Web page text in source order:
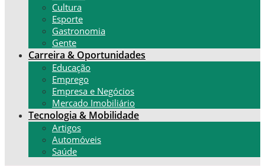
Cultura
Esporte
Gastronomia
Gente
Carreira & Oportunidades
Educação
Emprego
Empresa e Negócios
Mercado Imobiliário
Tecnologia & Mobilidade
Artigos
Automóveis
Saúde